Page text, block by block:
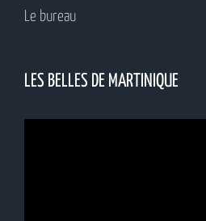
Le bureau
LES BELLES DE MARTINIQUE